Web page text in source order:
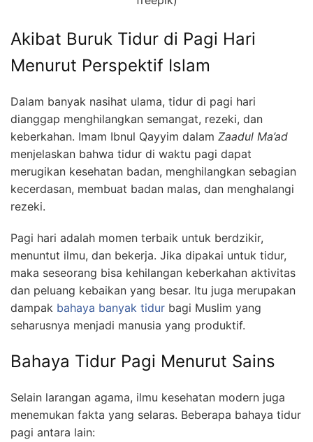
Akibat Buruk Tidur di Pagi Hari
Menurut Perspektif Islam
Dalam banyak nasihat ulama, tidur di pagi hari
dianggap menghilangkan semangat, rezeki, dan
keberkahan. Imam Ibnul Qayyim dalam Zaadul Ma’ad
menjelaskan bahwa tidur di waktu pagi dapat
merugikan kesehatan badan, menghilangkan sebagian
kecerdasan, membuat badan malas, dan menghalangi
rezeki.
Pagi hari adalah momen terbaik untuk berdzikir,
menuntut ilmu, dan bekerja. Jika dipakai untuk tidur,
maka seseorang bisa kehilangan keberkahan aktivitas
dan peluang kebaikan yang besar. Itu juga merupakan
dampak bahaya banyak tidur bagi Muslim yang
seharusnya menjadi manusia yang produktif.
Bahaya Tidur Pagi Menurut Sains
Selain larangan agama, ilmu kesehatan modern juga
menemukan fakta yang selaras. Beberapa bahaya tidur
pagi antara lain: